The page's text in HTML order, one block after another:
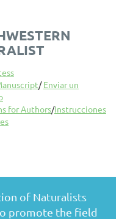
/Enviar un
for Authors/Instrucciones
of Naturalists
promote the field